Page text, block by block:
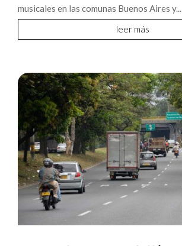
musicales en las comunas Buenos Aires y...
leer más